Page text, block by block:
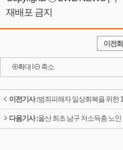
재배포 금지
이전
확대 축소
이전기사 :범죄피해자 일상회복을 위한
다음기사 :울산 최초 남구 저소득층 노